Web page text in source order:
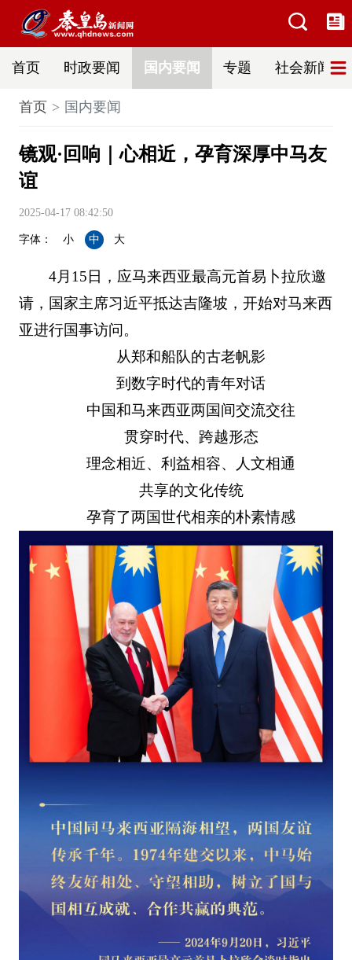
首页 时政要闻 国内要闻 专题 社会新闻
首页 国内要闻
镜观·回响｜心相近，孕育深厚中马友
谊
2025-04-17 08:42:50
字体： 小 中 大
4月15日，应马来西亚最高元首易卜拉欣邀
请，国家主席习近平抵达吉隆坡，开始对马来西
亚进行国事访问。
从郑和船队的古老帆影
到数字时代的青年对话
中国和马来西亚两国间交流交往
贯穿时代、跨越形态
理念相近、利益相容、人文相通
共享的文化传统
孕育了两国世代相亲的朴素情感